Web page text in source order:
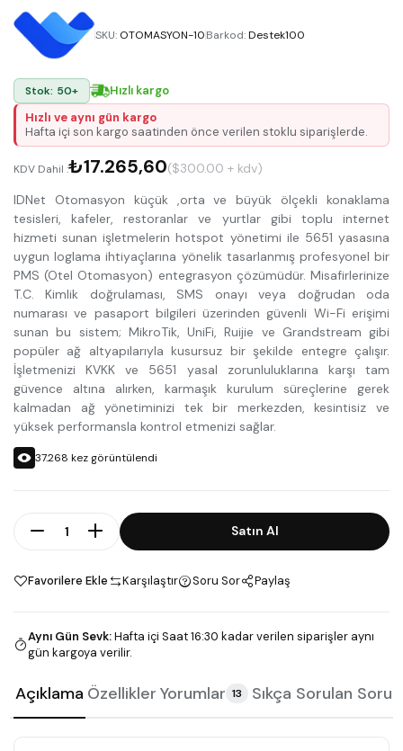
SKU: OTOMASYON-10Barkod:Destek100
Stok: 50+
Hızlı kargo
Hızlı ve aynı gün kargo
Hafta içi son kargo saatinden önce verilen stoklu siparişlerde.
KDV Dahil :₺17.265,60($300.00 + kdv)
IDNet Otomasyon küçük ,orta ve büyük ölçekli konaklama
tesisleri, kafeler, restoranlar ve yurtlar gibi toplu internet
hizmeti sunan işletmelerin hotspot yönetimi ile 5651 yasasına
uygun loglama ihtiyaçlarına yönelik tasarlanmış profesyonel bir
PMS (Otel Otomasyon) entegrasyon çözümüdür. Misafirlerinize
T.C. Kimlik doğrulaması, SMS onayı veya doğrudan oda
numarası ve pasaport bilgileri üzerinden güvenli Wi-Fi erişimi
sunan bu sistem; MikroTik, UniFi, Ruijie ve Grandstream gibi
popüler ağ altyapılarıyla kusursuz bir şekilde entegre çalışır.
İşletmenizi KVKK ve 5651 yasal zorunluluklarına karşı tam
güvence altına alırken, karmaşık kurulum süreçlerine gerek
kalmadan ağ yönetiminizi tek bir merkezden, kesintisiz ve
yüksek performansla kontrol etmenizi sağlar.
37.268 kez görüntülendi
Adet Satın Al
Favorilere Ekle Karşılaştır Soru Sor Paylaş
Aynı Gün Sevk:Hafta içi Saat 16:30 kadar verilen siparişler aynı
gün kargoya verilir.
Açıklama Özellikler Yorumlar 13 Sıkça Sorulan